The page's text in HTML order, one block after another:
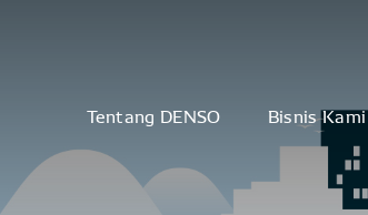
Tentang DENSO Bisnis Kami